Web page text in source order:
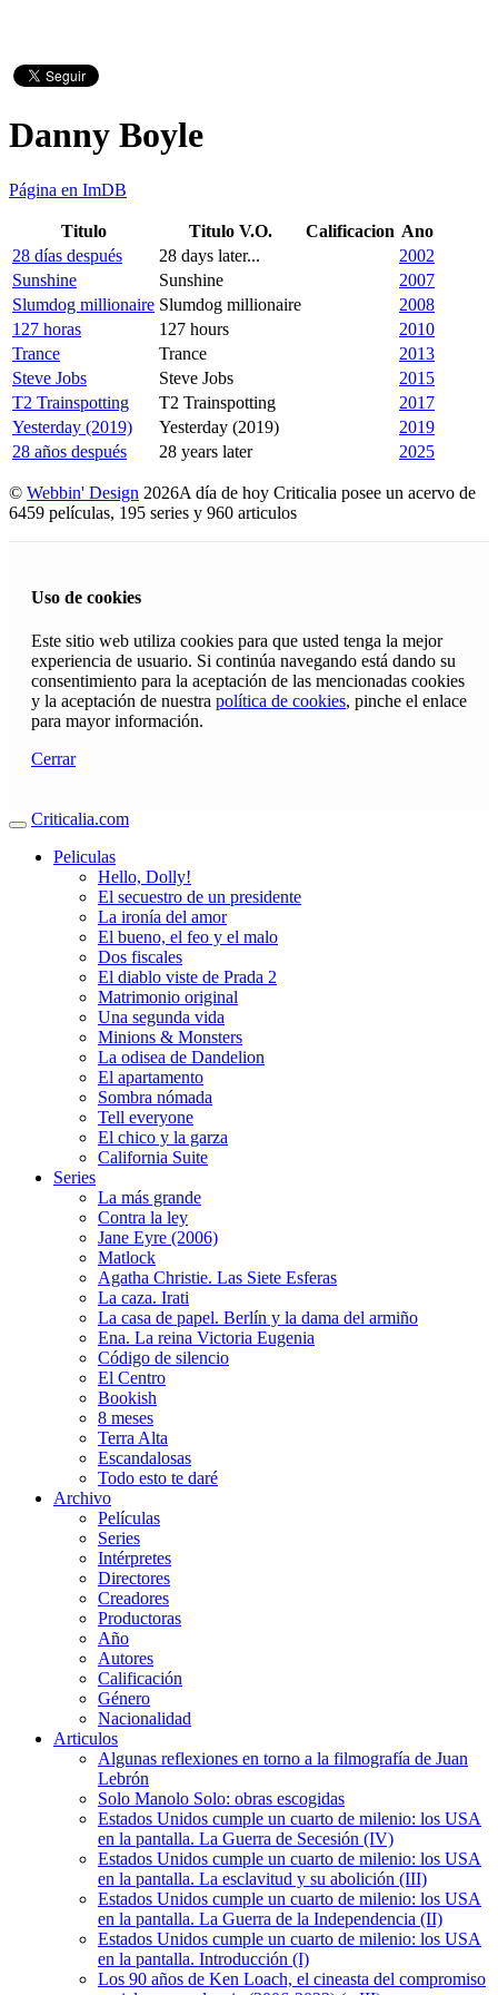
Danny Boyle
Página en ImDB
Titulo Titulo V.O. Calificacion Ano
28 días después
28 days later...
2002
Sunshine
Sunshine
2007
Slumdog millionaire Slumdog millionaire
2008
127 horas
127 hours
2010
Trance
Trance
2013
Steve Jobs
Steve Jobs
2015
T2 Trainspotting
T2 Trainspotting
2017
Yesterday (2019)
Yesterday (2019)
2019
28 años después
28 years later 2025
© Webbin' Design 2026A día de hoy Criticalia posee un acervo de
6459 películas, 195 series y 960 articulos
Uso de cookies
Este sitio web utiliza cookies para que usted tenga la mejor
experiencia de usuario. Si continúa navegando está dando su
consentimiento para la aceptación de las mencionadas cookies
y la aceptación de nuestra política de cookies, pinche el enlace
para mayor información.
Cerrar
Criticalia.com
Peliculas
Hello, Dolly!
El secuestro de un presidente
La ironía del amor
El bueno, el feo y el malo
Dos fiscales
El diablo viste de Prada 2
Matrimonio original
Una segunda vida
Minions & Monsters
La odisea de Dandelion
El apartamento
Sombra nómada
Tell everyone
El chico y la garza
California Suite
Series
La más grande
Contra la ley
Jane Eyre (2006)
Matlock
Agatha Christie. Las Siete Esferas
La caza. Irati
La casa de papel. Berlín y la dama del armiño
Ena. La reina Victoria Eugenia
Código de silencio
El Centro
Bookish
8 meses
Terra Alta
Escandalosas
Todo esto te daré
Archivo
Películas
Series
Intérpretes
Directores
Creadores
Productoras
Año
Autores
Calificación
Género
Nacionalidad
Articulos
Algunas reflexiones en torno a la filmografía de Juan
Lebrón
Solo Manolo Solo: obras escogidas
Estados Unidos cumple un cuarto de milenio: los USA
en la pantalla. La Guerra de Secesión (IV)
Estados Unidos cumple un cuarto de milenio: los USA
en la pantalla. La esclavitud y su abolición (III)
Estados Unidos cumple un cuarto de milenio: los USA
en la pantalla. La Guerra de la Independencia (II)
Estados Unidos cumple un cuarto de milenio: los USA
en la pantalla. Introducción (I)
Los 90 años de Ken Loach, el cineasta del compromiso